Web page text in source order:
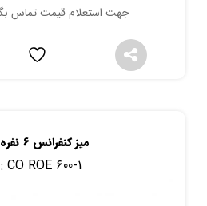
جهت استعلام قیمت تماس بگیرید:
میز کنفرانس 6 نفره روئین
مدل :CO ROE 600-1